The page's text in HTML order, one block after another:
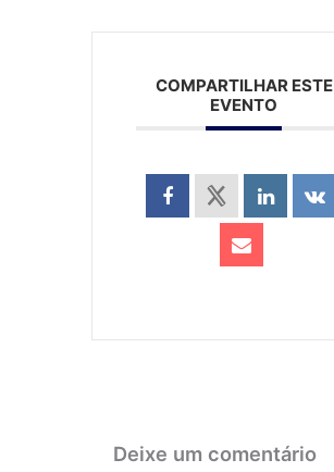
COMPARTILHAR ESTE
EVENTO
Deixe um comentário